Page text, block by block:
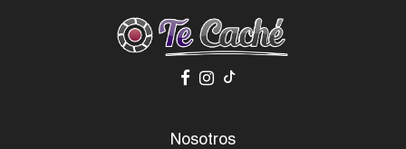
Nosotros